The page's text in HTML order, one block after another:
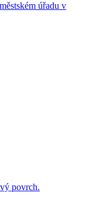
úřadu v
povrch.